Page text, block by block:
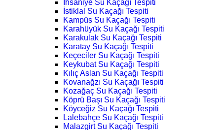
İhsaniye Su Kaçağı Tespiti
İstiklal Su Kaçağı Tespiti
Kampüs Su Kaçağı Tespiti
Karahüyük Su Kaçağı Tespiti
Karakulak Su Kaçağı Tespiti
Karatay Su Kaçağı Tespiti
Keçeciler Su Kaçağı Tespiti
Keykubat Su Kaçağı Tespiti
Kılıç Aslan Su Kaçağı Tespiti
Kovanağzı Su Kaçağı Tespiti
Kozağaç Su Kaçağı Tespiti
Köprü Başı Su Kaçağı Tespiti
Köyceğiz Su Kaçağı Tespiti
Lalebahçe Su Kaçağı Tespiti
Malazgirt Su Kaçağı Tespiti